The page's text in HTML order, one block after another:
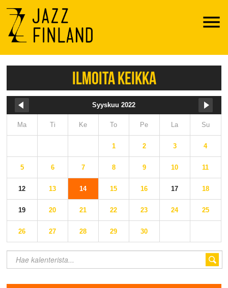
Menu
ILMOITA KEIKKA
Syyskuu 2022
Ma Ti Ke To Pe La Su
1 2 3 4
5 6 7 8 9 10 11
12 13 14 15 16 17 18
19 20 21 22 23 24 25
26 27 28 29 30